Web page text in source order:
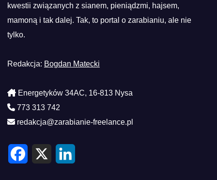
kwestii związanych z sianem, pieniądzmi, hajsem,
mamoną i tak dalej. Tak, to portal o zarabianiu, ale nie
tylko.
Redakcja: Bogdan Matecki
Energetyków 34AC, 16-813 Nysa
773 313 742
redakcja@zarabianie-freelance.pl
F
X